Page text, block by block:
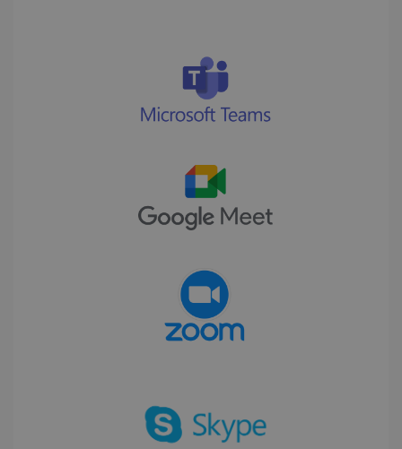
CountryID www.irislink.com
CookieScriptConsent
www.irislink.com